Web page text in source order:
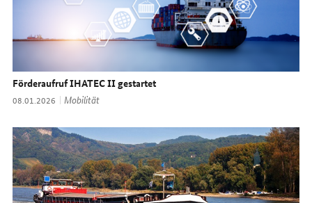
Förderaufruf IHATEC II gestartet
Datum:
08.01.2026 Thema:
Mobilität